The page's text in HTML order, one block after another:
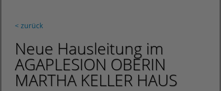
< zurück
Neue Hausleitung im
AGAPLESION OBERIN
MARTHA KELLER HAUS